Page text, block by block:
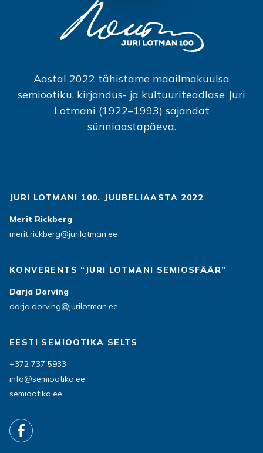
Aastal 2022 tähistame maailmakuulsa
semiootiku, kirjandus- ja kultuuriteadlase Juri
Lotmani (1922–1993) sajandat
sünniaastapäeva.
JURI LOTMANI 100. JUUBELIAASTA 2022
Merit Rickberg
merit.rickberg@jurilotman.ee
KONVERENTS “JURI LOTMANI SEMIOSFÄÄR”
Darja Dorving
darja.dorving@jurilotman.ee
EESTI SEMIOOTIKA SELTS
+372 737 5933
info@semiootika.ee
semiootika.ee